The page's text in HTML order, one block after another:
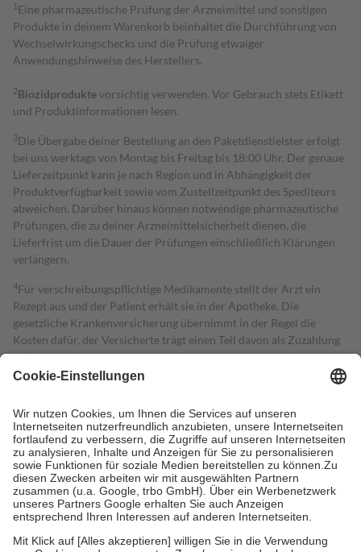
1 Eine pharmazeutische Prüfung der Arzneimittel und sonstigen
Produkte in deinem Warenkorb beinhaltet die Durchführung von
Wechselwirkungschecks und die Prüfung etwaiger
Anwendungshinweise des Herstellers.
2Biozidproduktevorsichtig verwenden. Vor Gebrauch stets Etikett
und Produktinformationen lesen.
3Die Übergabe deiner Bestellung an den Paketdienstleister erfolgt
bei uns werktags von Montag bis Freitag bis 18:00 Uhr. Der genaue
Lieferzeitpunkt kann je nach Region und in Abhängigkeit der
Produktverfügbarkeit sowie vom Zustellzeitpunkt des Spediteurs
abweichen. Darüber hinaus können notwendige pharmazeutische
Prüfungen, die zu deiner Arzneimittelsicherheit dienen, die
Lieferfrist um die Dauer der Prüfungen einschließlich Klärungen
verlängern.
4Für verschreibungspflichtige Medikamente stellt der Arzt ein
Rezept aus und der Patient erhält sie in der Apotheke. Die
gesetzliche Krankenversicherung übernimmt in der Regel die
Kosten dafür, der Versicherte trägt einen Teil davon als Zuzahlung
mit.
Grundsätzlich leisten Mitglieder Zuzahlungen in Höhe von zehn
höchstens zehn Euro.
Es sind jedoch nie mehr als die tatsächlichen
Kosten der Leistung zu entrichten.
Diese Regeln gelten grundsätzlich auch für Online-Apotheken.
Bei Heilmitteln und häuslicher Krankenpflege beträgt die
Zuzahlung zehn Prozent der Kosten sowie zehn Euro je
Verordnung.
Um das Engagement der Versicherten für ihre eigene Gesundheit zu
stärken und die besondere Stellung der Familie zu unterstützen,
fallenkeine Zuzahlungenan bei: